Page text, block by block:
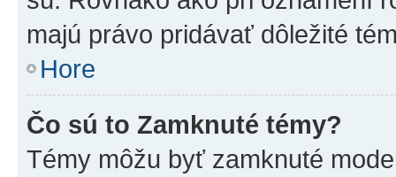
majú právo pridávať dôležité
Hore
Čo sú to Zamknuté témy?
Témy môžu byť zamknuté